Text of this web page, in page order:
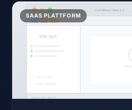
SAAS PLATTFORM